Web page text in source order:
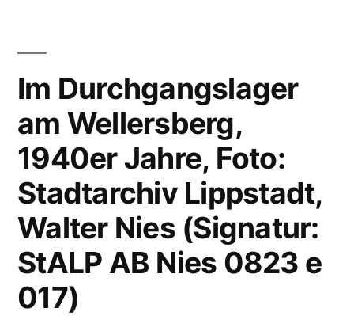
Im Durchgangslager
am Wellersberg,
1940er Jahre, Foto:
Stadtarchiv Lippstadt,
Walter Nies (Signatur:
StALP AB Nies 0823 e
017)